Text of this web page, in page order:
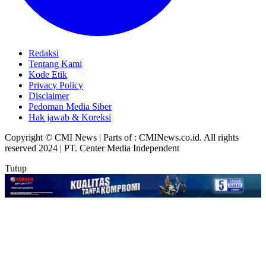
Redaksi
Tentang Kami
Kode Etik
Privacy Policy
Disclaimer
Pedoman Media Siber
Hak jawab & Koreksi
Copyright © CMI News | Parts of : CMINews.co.id. All rights
reserved 2024 | PT. Center Media Independent
Tutup